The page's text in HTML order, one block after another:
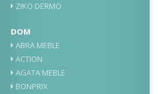
ZIKO DERMO
DOM
ABRA MEBLE
ACTION
AGATA MEBLE
BONPRIX